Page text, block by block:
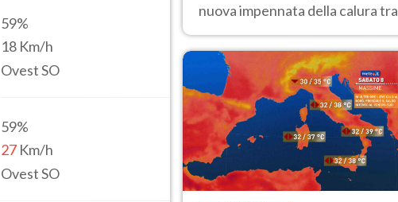
59%
18 Km/h
Ovest SO
59%
27 Km/h
Ovest SO
nuova impennata della calura tra
anche al Nord.